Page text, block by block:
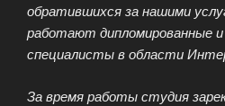
обратившихся за нашими
работают дипломированные
специалисты в области
За время работы студия